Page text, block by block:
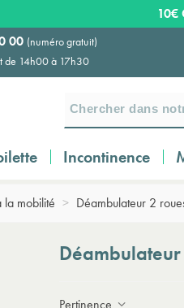
10€
00 (numéro gratuit)
de 14h00 à 17h30
Incontinence
mobilité > Déambulateur 2
Pertinence